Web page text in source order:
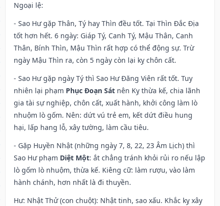
Ngoại lệ:
- Sao Hư gặp Thân, Tý hay Thìn đều tốt. Tại Thìn Đắc Địa
tốt hơn hết. 6 ngày: Giáp Tý, Canh Tý, Mậu Thân, Canh
Thân, Bính Thìn, Mậu Thìn rất hợp có thể động sự. Trừ
ngày Mậu Thìn ra, còn 5 ngày còn lại kỵ chôn cất.
- Sao Hư gặp ngày Tý thì Sao Hư Đăng Viên rất tốt. Tuy
nhiên lại phạm Phục Đoạn Sát nên Kỵ thừa kế, chia lãnh
gia tài sự nghiệp, chôn cất, xuất hành, khởi công làm lò
nhuộm lò gốm. Nên: dứt vú trẻ em, kết dứt điều hung
hại, lấp hang lỗ, xây tường, làm cầu tiêu.
- Gặp Huyền Nhật (những ngày 7, 8, 22, 23 Âm Lịch) thì
Sao Hư phạm Diệt Một: ắt chẳng tránh khỏi rủi ro nếu lập
lò gốm lò nhuộm, thừa kế. Kiêng cữ: làm rượu, vào làm
hành chánh, hơn nhất là đi thuyền.
Hư: Nhật Thử (con chuột): Nhật tinh, sao xấu. Khắc kỵ xây